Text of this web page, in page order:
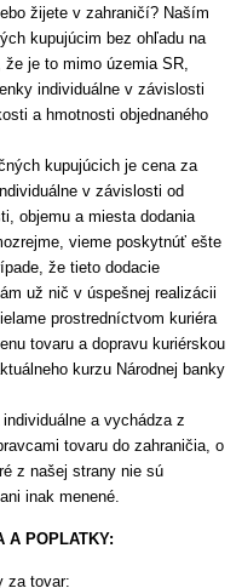
žijete v zahraničí? Naším
kupujúcim bez ohľadu na
je to mimo územia SR,
individuálne v závislosti
a hmotnosti objednaného
kupujúcich je cena za
v závislosti od
objemu a miesta dodania
vieme poskytnúť ešte
že tieto dodacie
už nič v úspešnej realizácii
prostredníctvom kuriéra
tovaru a dopravu kuriérskou
kurzu Národnej banky
a vychádza z
tovaru do zahraničia, o
z našej strany nie sú
inak menené.
A POPLATKY:
za tovar: